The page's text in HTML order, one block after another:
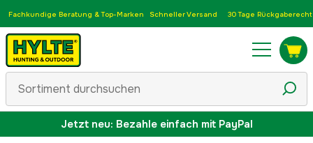
Fachkundige Beratung & Top-Marken Schneller Versand 30 Tage Rückgaberecht
Jetzt neu: Bezahle einfach mit PayPal